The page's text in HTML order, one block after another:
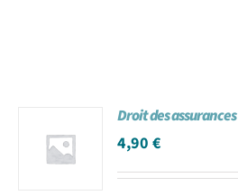
Droit des assurances
4,90€